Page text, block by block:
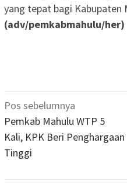
yang tepat bagi Kabupaten
(adv/pemkabmahulu/her)
Navigasi
pos
Pos sebelumnya
Pemkab Mahulu WTP 5
Kali, KPK Beri Penghargaan
Tinggi